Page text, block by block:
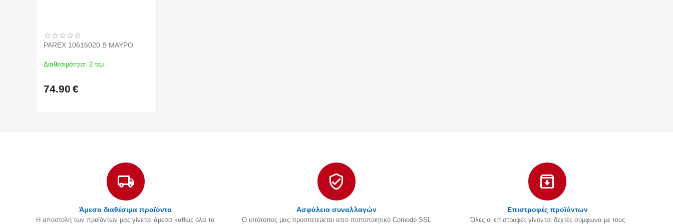
PAREX 10616020.B ΜΑΥΡΟ
Διαθεσιμότητα: 2 τεμ
74.90 €
Άμεσα διαθέσιμα προϊόντα
Η αποστολή των προϊόντων μας γίνεται άμεσα καθώς όλα τα
Ασφάλεια συναλλαγών
Ο ιστότοπος μας προστατεύεται από πιστοποιητικό Comodo SSL
Επιστροφές προϊόντων
Όλες οι επιστροφές γίνονται δεχτές σύμφωνα με τους